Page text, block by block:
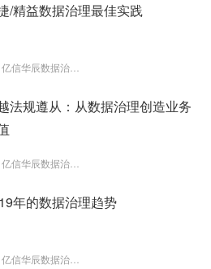
/精益数据治理最佳实践
亿信华辰数据治理研究院
法规遵从：从数据治理创造业务
亿信华辰数据治理研究院
年的数据治理趋势
亿信华辰数据治理研究院